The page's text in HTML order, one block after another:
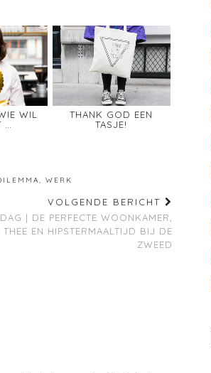
WIL
THANK GOD EEN
TASJE!
, WERK
VOLGENDE BERICHT
| DE PERFECTE WOONKAMER,
THEE EN HIPSTERMAALTIJD BIJ DE
ZWEED